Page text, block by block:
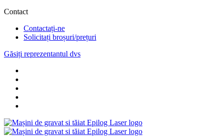
Contact
Contactați-ne
Solicitați broșuri/prețuri
Găsiți reprezentantul dvs